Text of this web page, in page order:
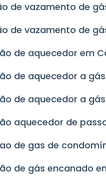
de vazamento de
de vazamento de
de aquecedor em
de aquecedor a
de aquecedor a
aquecedor de
de gas de
de gás encanado